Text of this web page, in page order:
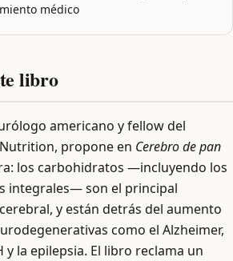
médico
libro
americano y fellow del
propone en Cerebro de pan
los carbohidratos —incluyendo los
integrales— son el principal
y están detrás del aumento
como el Alzheimer,
y la epilepsia. El libro reclama un